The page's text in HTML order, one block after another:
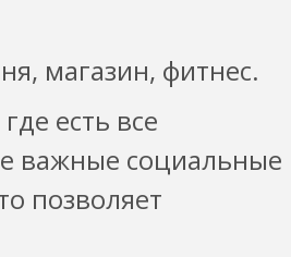
магазин, фитнес.
есть все
важные социальные
позволяет